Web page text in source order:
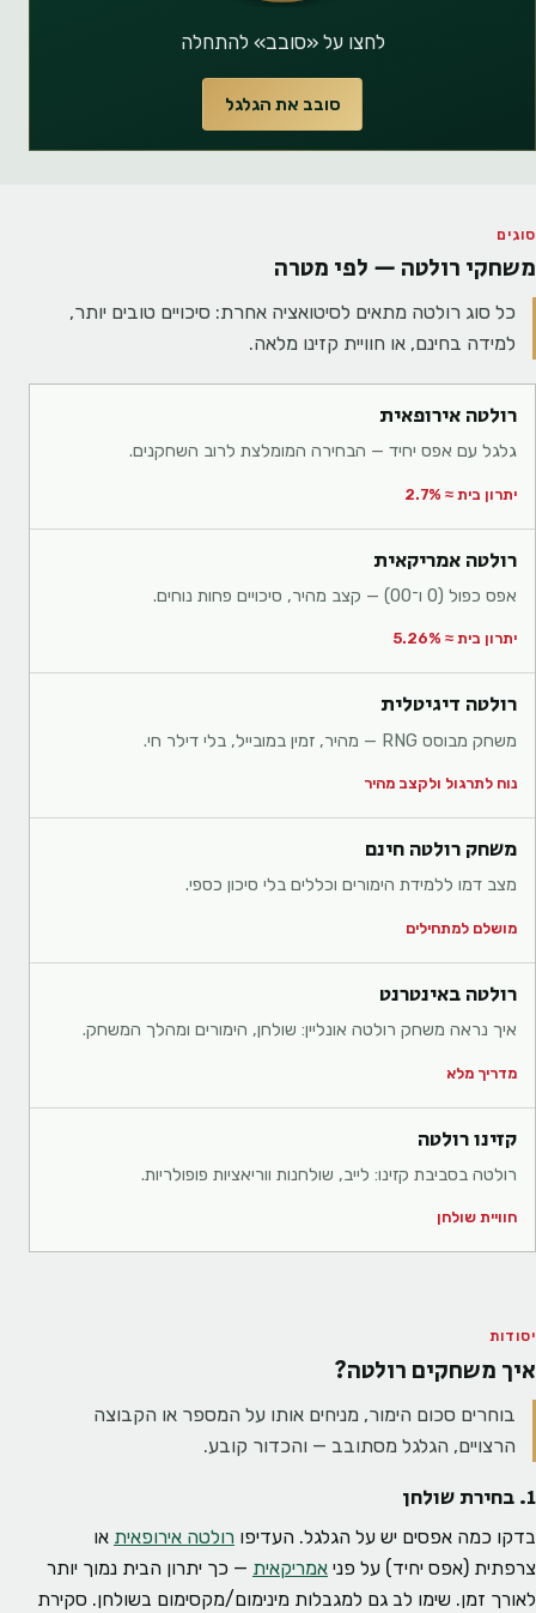
לחצו על «סובב» להתחלה
סובב את הגלגל
סוגים
משחקי רולטה — לפי מטרה
כל סוג רולטה מתאים לסיטואציה אחרת: סיכויים טובים יותר,
למידה בחינם, או חוויית קזינו מלאה.
רולטה אירופאית
גלגל עם אפס יחיד — הבחירה המומלצת לרוב השחקנים.
יתרון בית ≈ 2.7%
רולטה אמריקאית
אפס כפול (0 ו־00) — קצב מהיר, סיכויים פחות נוחים.
יתרון בית ≈ 5.26%
רולטה דיגיטלית
משחק מבוסס RNG — מהיר, זמין במובייל, בלי דילר חי.
נוח לתרגול ולקצב מהיר
משחק רולטה חינם
מצב דמו ללמידת הימורים וכללים בלי סיכון כספי.
מושלם למתחילים
רולטה באינטרנט
איך נראה משחק רולטה אונליין: שולחן, הימורים ומהלך המשחק.
מדריך מלא
קזינו רולטה
רולטה בסביבת קזינו: לייב, שולחנות ווריאציות פופולריות.
חוויית שולחן
יסודות
איך משחקים רולטה?
בוחרים סכום הימור, מניחים אותו על המספר או הקבוצה
הרצויים, הגלגל מסתובב — והכדור קובע.
1. בחירת שולחן
בדקו כמה אפסים יש על הגלגל. העדיפו רולטה אירופאית או
צרפתית (אפס יחיד) על פני אמריקאית — כך יתרון הבית נמוך יותר
לאורך זמן. שימו לב גם למגבלות מינימום/מקסימום בשולחן. סקירת